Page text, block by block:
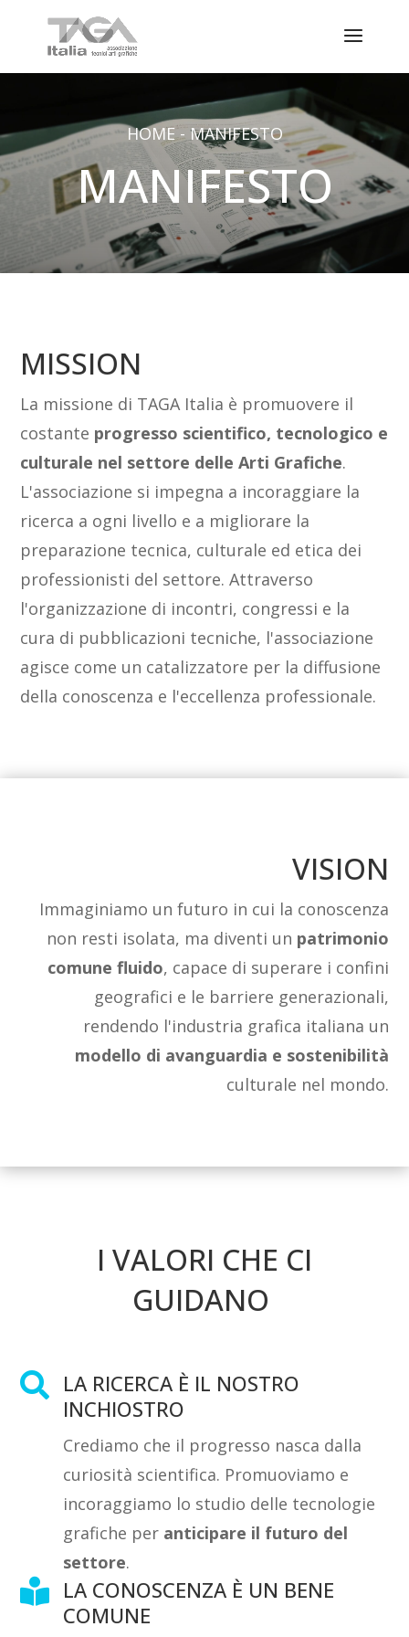
HOME- MANIFESTO
MANIFESTO
MISSION
La missione di TAGA Italia è promuovere il
costante progresso scientifico, tecnologico e
culturale nel settore delle Arti Grafiche.
L'associazione si impegna a incoraggiare la
ricerca a ogni livello e a migliorare la
preparazione tecnica, culturale ed etica dei
professionisti del settore. Attraverso
l'organizzazione di incontri, congressi e la
cura di pubblicazioni tecniche, l'associazione
agisce come un catalizzatore per la diffusione
della conoscenza e l'eccellenza professionale.
VISION
Immaginiamo un futuro in cui la conoscenza
non resti isolata, ma diventi un patrimonio
comune fluido, capace di superare i confini
geografici e le barriere generazionali,
rendendo l'industria grafica italiana un
modello di avanguardia e sostenibilità
culturale nel mondo.
I VALORI CHE CI
GUIDANO

LA RICERCA È IL NOSTRO
INCHIOSTRO
Crediamo che il progresso nasca dalla
curiosità scientifica. Promuoviamo e
incoraggiamo lo studio delle tecnologie
grafiche per anticipare il futuro del
settore.
 LA CONOSCENZA È UN BENE
COMUNE